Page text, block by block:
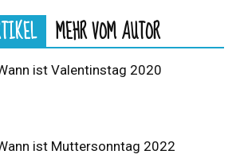
MEHR VOM AUTOR
ist Valentinstag 2020
ist Muttersonntag 2022